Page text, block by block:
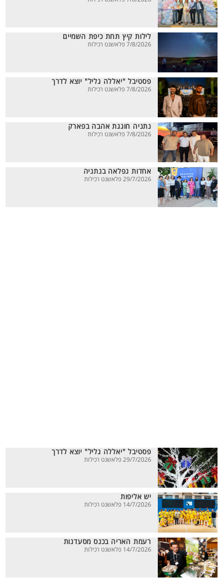
לילות קיץ תחת כיפת השמיים
7/8/2026 פלאשנט רכילות
פסטיבל "יאללה גליל" יוצא לדרך
7/8/2026 פלאשנט רכילות
נתניה חוגגת אהבה בפארק
7/8/2026 פלאשנט רכילות
אחדות נפלאה בנתניה
29/7/2026 פלאשנט רכילות
פסטיבל "יאללה גליל" יוצא לדרך
29/7/2026 פלאשנט רכילות
יש אליפות
14/7/2026 פלאשנט רכילות
רעמת האריה בכנס מסעדנות
14/7/2026 פלאשנט רכילות